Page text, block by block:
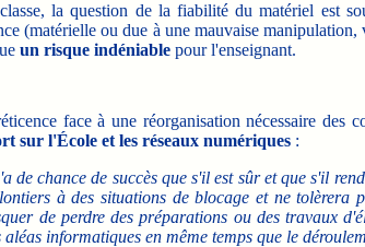
la question de la fiabilité du matériel est
(matérielle ou due à une mauvaise
un risque indéniablepour l'enseignant.
face à une réorganisation nécessaire des
sur l'École et les réseaux numériques:
chance de succès que s'il est sûr et que s'il
à des situations de blocage et ne
de perdre des préparations ou des travaux
informatiques en même temps que le